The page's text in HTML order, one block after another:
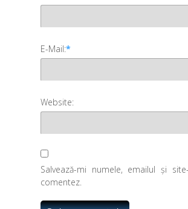
E-Mail:*
Website:
Salvează-mi numele, emailul și
comentez.